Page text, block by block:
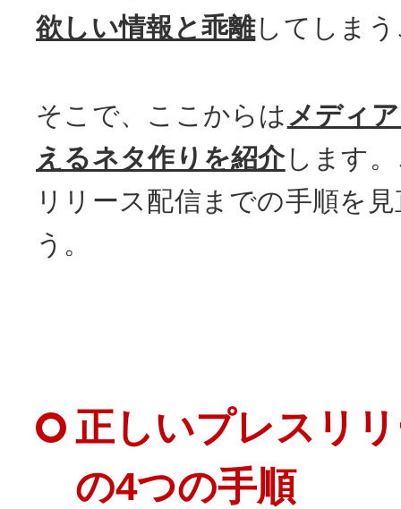
欲しい情報と乖離してしま
そこで、ここからは メディ
えるネタ作りを紹介します
リリース配信までの手順を
う。
正しいプレスリ
の4つの手順